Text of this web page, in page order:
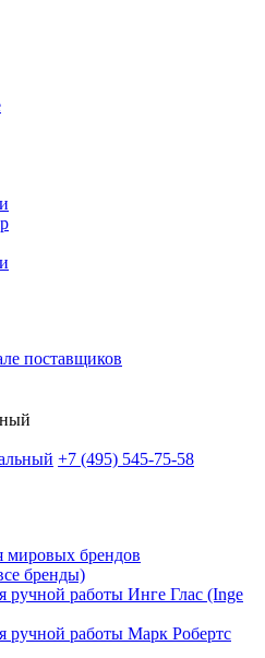
поставщиков
+7 (495) 545-75-58
брендов
бренды)
ручной работы Инге Глас (Inge
ручной работы Марк Робертс